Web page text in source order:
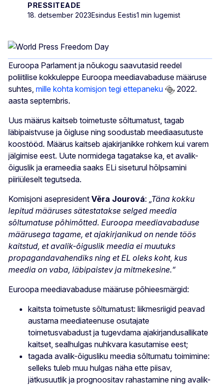
PRESSITEADE
18. detsember 2023Esindus Eestis1 min lugemist
Euroopa Parlament ja nõukogu saavutasid reedel
poliitilise kokkuleppe Euroopa meediavabaduse määruse
suhtes, mille kohta komisjon tegi ettepaneku
2022.
aasta septembris.
Uus määrus kaitseb toimetuste sõltumatust, tagab
läbipaistvuse ja õigluse ning soodustab meediaasutuste
koostööd. Määrus kaitseb ajakirjanikke rohkem kui varem
jälgimise eest. Uute normidega tagatakse ka, et avalik-
õiguslik ja erameedia saaks ELi siseturul hõlpsamini
piiriüleselt tegutseda.
Komisjoni asepresident Věra Jourová: „Täna kokku
lepitud määruses sätestatakse selged meedia
sõltumatuse põhimõtted. Euroopa meediavabaduse
määrusega tagame, et ajakirjanikud on nende töös
kaitstud, et avalik-õiguslik meedia ei muutuks
propagandavahendiks ning et EL oleks koht, kus
meedia on vaba, läbipaistev ja mitmekesine.“
Euroopa meediavabaduse määruse põhieesmärgid:
kaitsta toimetuste sõltumatust: liikmesriigid peavad
austama meediateenuse osutajate
toimetusvabadust ja tugevdama ajakirjandusallikate
kaitset, sealhulgas nuhkvara kasutamise eest;
tagada avalik-õigusliku meedia sõltumatu toimimine:
selleks tuleb muu hulgas näha ette piisav,
jätkusuutlik ja prognoositav rahastamine ning avalik-